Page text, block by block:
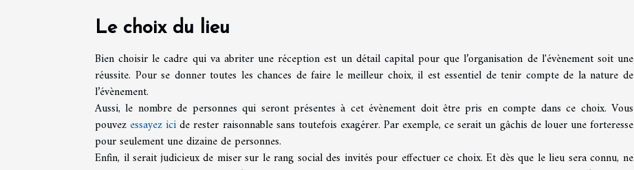
Le choix du lieu
Bien choisir le cadre qui va abriter une réception est un détail capital pour que l’organisation de l'évènement soit une
réussite. Pour se donner toutes les chances de faire le meilleur choix, il est essentiel de tenir compte de la nature de
l’évènement.
Aussi, le nombre de personnes qui seront présentes à cet évènement doit être pris en compte dans ce choix. Vous
pouvez essayez icide rester raisonnable sans toutefois exagérer. Par exemple, ce serait un gâchis de louer une forteresse
pour seulement une dizaine de personnes.
Enfin, il serait judicieux de miser sur le rang social des invités pour effectuer ce choix. Et dès que le lieu sera connu, ne